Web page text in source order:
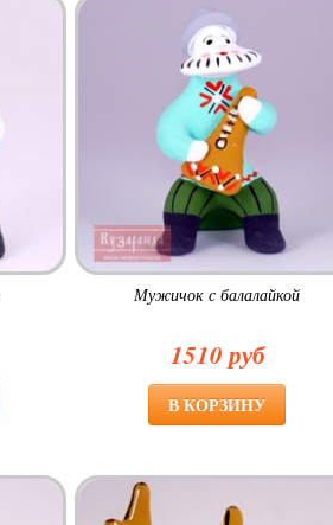
Мужичок с балалайкой
1510 руб